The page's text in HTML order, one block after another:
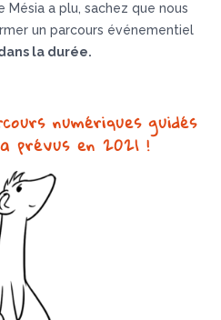
Mésia a plu, sachez que nous
un parcours événementiel
la durée.
numériques guidés
prévus en 2021 !